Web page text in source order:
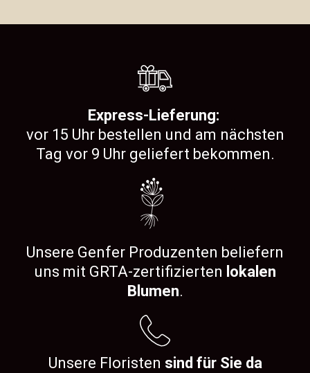
Express-Lieferung:
vor 15 Uhr bestellen und am nächsten
Tag vor 9 Uhr geliefert bekommen.
Unsere Genfer Produzenten beliefern
uns mit GRTA-zertifizierten lokalen
Blumen.
Unsere Floristen sind für Sie da